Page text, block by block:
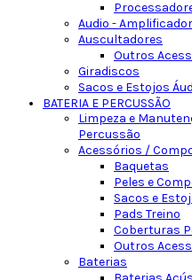
Audio -
Auscultadores
Outros
Giradiscos
Sacos e Estojos
BATERIA E PERCUSSÃO
Limpeza e
Percussão
Acessórios /
Baquetas
Peles e
Sacos e
Pads Treino
Coberturas
Outros
Baterias